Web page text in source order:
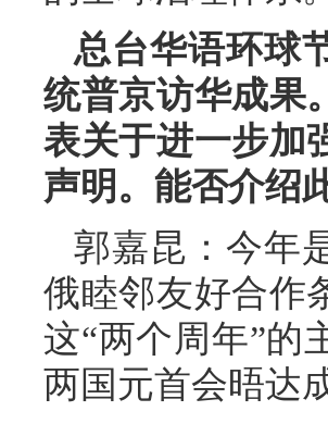
总台华语环球
统普京访华成果
表关于进一步加
声明。能否介绍
郭嘉昆：今年
俄睦邻友好合作
这“两个周年”的
两国元首会晤达